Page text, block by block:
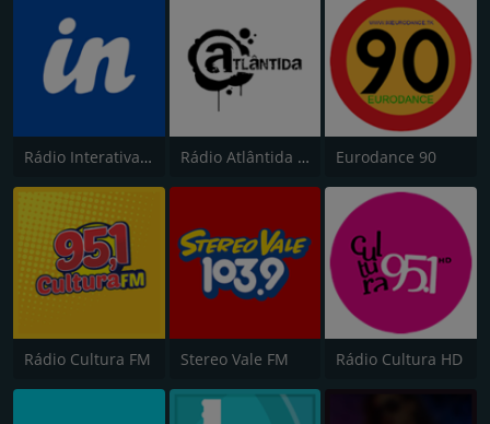
Rádio Interativa FM 94.9 Rádio Atlântida FM Eurodance 90
Rádio Cultura FM Stereo Vale FM Rádio Cultura HD